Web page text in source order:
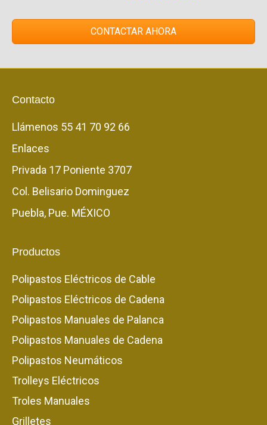
CONTACTAR AHORA
Contacto
Llámenos 55 41 70 92 66
Enlaces
Privada 17 Poniente 3707
Col. Belisario Dominguez
Puebla, Pue. MÉXICO
Productos
Polipastos Eléctricos de Cable
Polipastos Eléctricos de Cadena
Polipastos Manuales de Palanca
Polipastos Manuales de Cadena
Polipastos Neumáticos
Trolleys Eléctricos
Troles Manuales
Grilletes